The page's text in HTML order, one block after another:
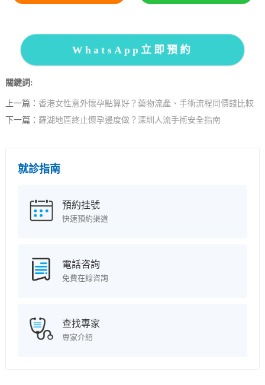
WhatsApp立即預約
關鍵詞:
上一篇： 香港女性意外懷孕點算好？藥物流產、手術流程同價錢比較
下一篇： 羅湖地區終止懷孕邊度做？深圳人流手術安全指南
就診指南
預約挂號
快速預約渠道
電話咨詢
免費在線咨詢
查找專家
專家介紹